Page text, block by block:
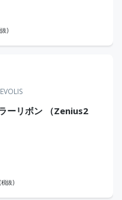
)
EVOLIS
ーリボン （Zenius2
(税抜)